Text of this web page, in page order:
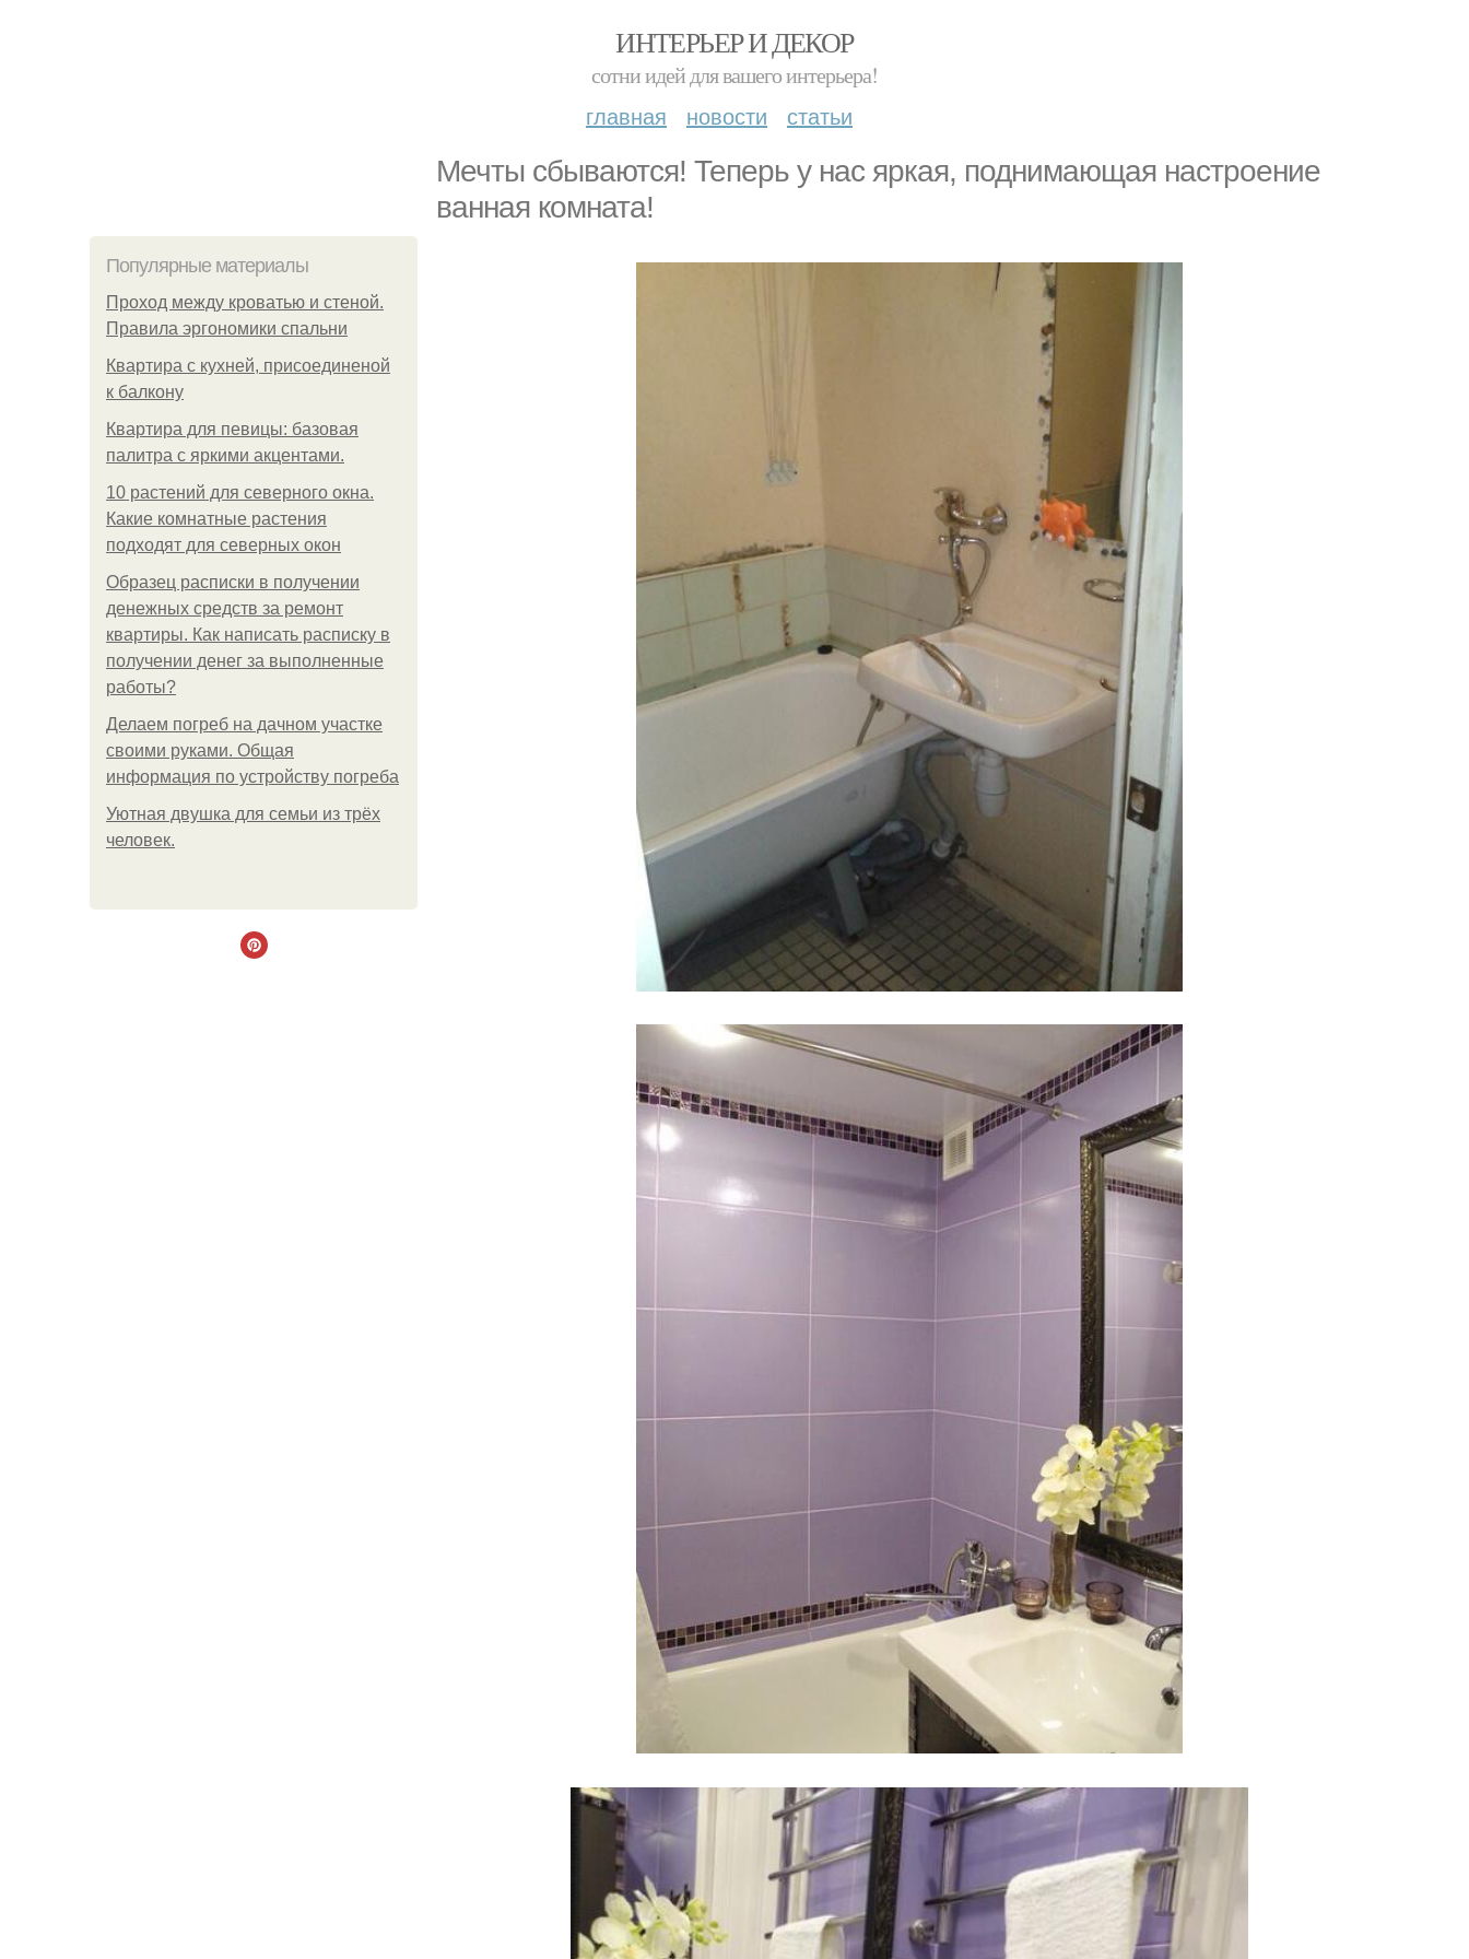
ИНТЕРЬЕР И ДЕКОР
сотни идей для вашего интерьера!
главная новости статьи
Мечты сбываются! Теперь у нас яркая, поднимающая настроение
ванная комната!
Популярные материалы
Проход между кроватью и стеной.
Правила эргономики спальни
Квартира с кухней, присоединеной
к балкону
Квартира для певицы: базовая
палитра с яркими акцентами.
10 растений для северного окна.
Какие комнатные растения
подходят для северных окон
Образец расписки в получении
денежных средств за ремонт
квартиры. Как написать расписку в
получении денег за выполненные
работы?
Делаем погреб на дачном участке
своими руками. Общая
информация по устройству погреба
Уютная двушка для семьи из трёх
человек.